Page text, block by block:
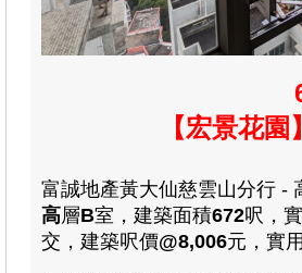
【宏景花
富誠地產黃大仙慈雲山分行 -
高層B室 ， 建築面積672呎，
交， 建築呎價@8,006元， 實